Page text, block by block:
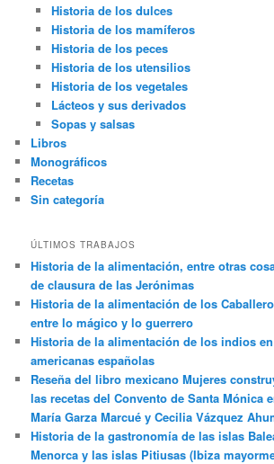
Historia de los dulces
Historia de los mamíferos
Historia de los peces
Historia de los utensilios
Historia de los vegetales
Lácteos y sus derivados
Sopas y salsas
Libros
Monográficos
Recetas
Sin categoría
ÚLTIMOS TRABAJOS
Historia de la alimentación, entre otras
de clausura de las Jerónimas
Historia de la alimentación de los
entre lo mágico y lo guerrero
Historia de la alimentación de los indios
americanas españolas
Reseña del libro mexicano Mujeres
las recetas del Convento de Santa Mónica
María Garza Marcué y Cecilia Vázquez
Historia de la gastronomía de las islas
Menorca y las islas Pitiusas (Ibiza